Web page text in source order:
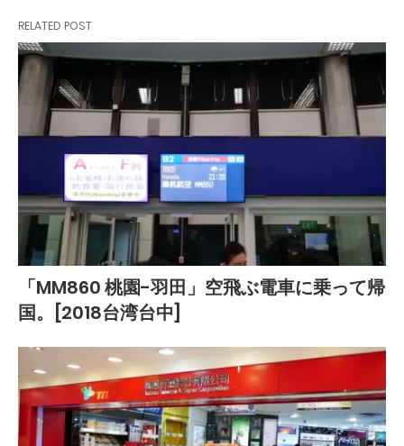
RELATED POST
「MM860 桃園-羽田」空飛ぶ電車に乗って帰
国。[2018台湾台中]